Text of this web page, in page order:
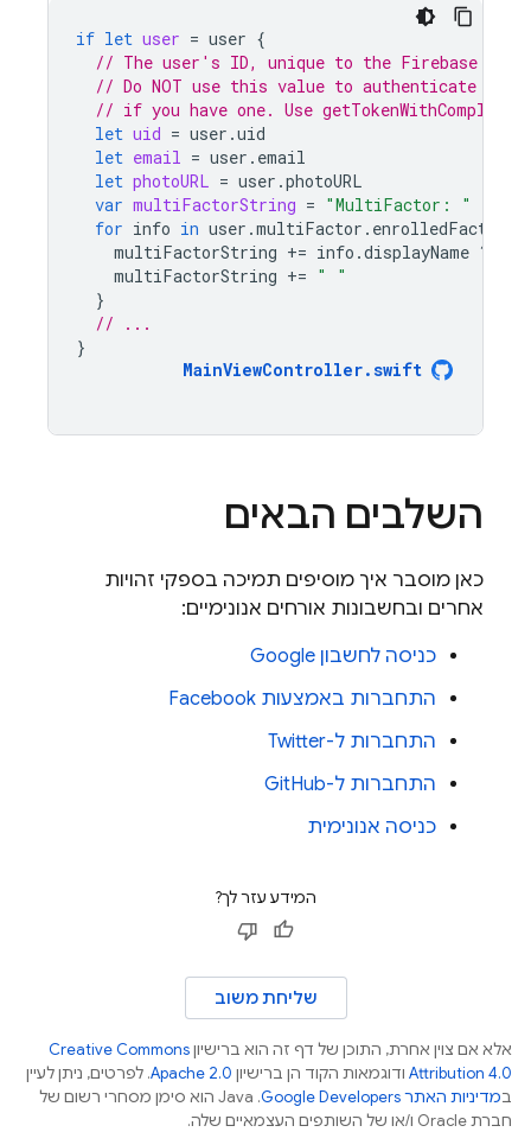
if let user = user {
// The user's ID, unique to the Firebase
// Do NOT use this value to authenticate with
// if you have one. Use
let uid = user .uid
let email = user . email
let photoURL = user .photoURL
var multiFactorString = "MultiFactor: "
for info in user .multiFactor . enrolledFactors
multiFactorString += info .displayName ??
multiFactorString += " "
}
// ...
}
MainViewController.swift
השלבים הבאים
כאן מוסבר איך מוסיפים תמיכה בספקי זהויות
אחרים ובחשבונות אורחים אנונימיים:
כניסה לחשבון Google
התחברות באמצעות Facebook
התחברות ל-Twitter
התחברות ל-GitHub
כניסה אנונימית
המידע עזר לך?
שליחת משוב
אלא אם צוין אחרת, התוכן של דף זה הוא ברישיוןCreative Commons
Attribution 4.0 ודוגמאות הקוד הן ברישיון Apache 2.0. לפרטים, ניתן לעיין
במדיניות האתר Google Developers‏
.‏ Java הוא סימן מסחרי רשום של
חברת Oracle ו/או של השותפים העצמאיים שלה.